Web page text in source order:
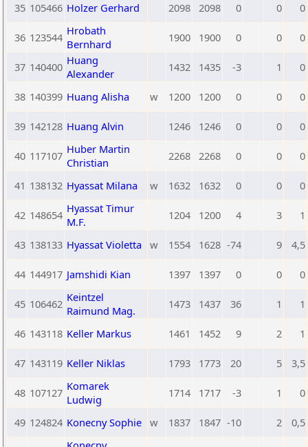
35 105466 Holzer Gerhard 2098 2098 0 0 0
36 123544 Hrobath
Bernhard
1900 1900 0 0 0
37 140400 Huang
Alexander
1432 1435 -3 1 0
38 140399 Huang Alisha w 1200 1200 0 0 0
39 142128 Huang Alvin 1246 1246 0 0 0
40 117107 Huber Martin
Christian
2268 2268 0 0 0
41 138132 Hyassat Milana w 1632 1632 0 0 0
42 148654 Hyassat Timur
M.F.
1204 1200 4 3 1
43 138133 Hyassat Violetta w 1554 1628 -74 9 4,5
44 144917 Jamshidi Kian 1397 1397 0 0 0
45 106462 Keintzel
Raimund Mag.
1473 1437 36 1 1
46 143118 Keller Markus 1461 1452 9 2 1
47 143119 Keller Niklas 1793 1773 20 5 3,5
48 107127 Komarek
Ludwig
1714 1717 -3 1 0
49 124824 Konecny Sophie w 1837 1847 -10 2 0,5